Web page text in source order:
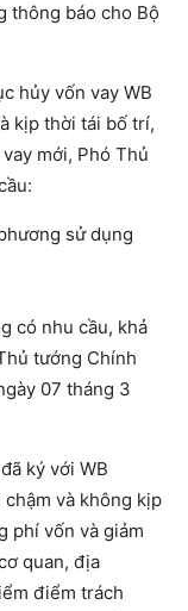
thông báo cho Bộ
hủy vốn vay WB
kịp thời tái bố trí,
mới, Phó Thủ
sử dụng
có nhu cầu, khả
tướng Chính
07 tháng 3
ký với WB
và không kịp
phí vốn và giảm
quan, địa
điểm trách